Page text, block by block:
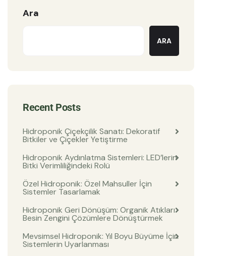
Ara
ARA
Recent Posts
Hidroponik Çiçekçilik Sanatı: Dekoratif
Bitkiler ve Çiçekler Yetiştirme
Hidroponik Aydınlatma Sistemleri: LED’lerin
Bitki Verimliliğindeki Rolü
Özel Hidroponik: Özel Mahsuller İçin
Sistemler Tasarlamak
Hidroponik Geri Dönüşüm: Organik Atıkları
Besin Zengini Çözümlere Dönüştürmek
Mevsimsel Hidroponik: Yıl Boyu Büyüme İçin
Sistemlerin Uyarlanması